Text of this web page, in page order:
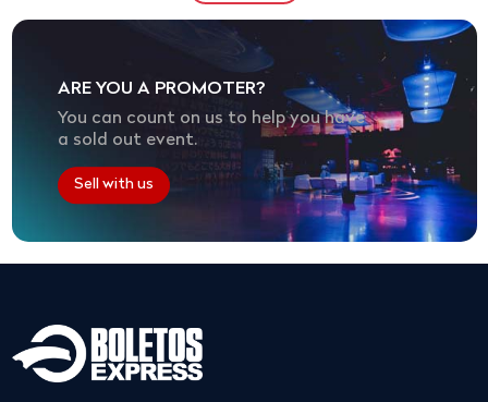
ARE YOU A PROMOTER?
You can count on us to help you have
a sold out event.
Sell with us